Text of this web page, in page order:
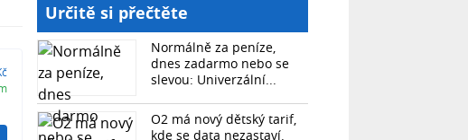
Určitě si přečtěte
Normálně za peníze,
dnes zadarmo nebo se
slevou: Univerzální...
O2 má nový dětský tarif,
kde se data nezastaví.